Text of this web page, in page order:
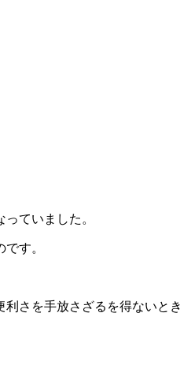
ていました。
す。
さを手放さざるを得ないと